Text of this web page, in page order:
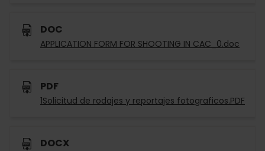
DOC
APPLICATION FORM FOR SHOOTING IN CAC_0.doc
PDF
1Solicitud de rodajes y reportajes fotograficos.PDF
DOCX